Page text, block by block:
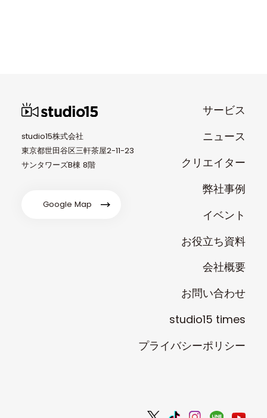
studio15株式会社
東京都世田谷区三軒茶屋2-11-23
サンタワーズB棟 8階
Google Map
サービス
ニュース
クリエイター
弊社事例
イベント
お役立ち資料
会社概要
お問い合わせ
studio15 times
プライバシーポリシー